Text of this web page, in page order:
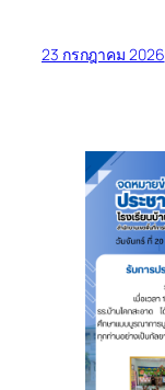
23 กรกฎาคม 2026